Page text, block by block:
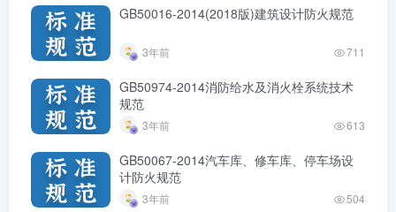
GB50016-2014(2018版)建筑设计防火规范
3年前 711
GB50974-2014消防给水及消火栓系统技术
规范
3年前 613
GB50067-2014汽车库、修车库、停车场设
计防火规范
3年前 504